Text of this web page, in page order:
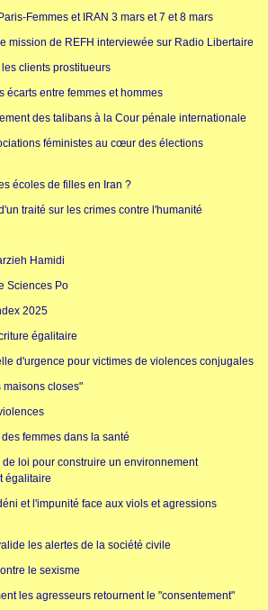
Femmes et IRAN 3 mars et 7 et 8 mars
mission de REFH interviewée sur Radio Libertaire
clients prostitueurs
écarts entre femmes et hommes
des talibans à la Cour pénale internationale
féministes au cœur des élections
écoles de filles en Iran ?
traité sur les crimes contre l'humanité
Hamidi
Sciences Po
2025
égalitaire
d'urgence pour victimes de violences conjugales
maisons closes"
femmes dans la santé
loi pour construire un environnement
égalitaire
et l'impunité face aux viols et agressions
les alertes de la société civile
le sexisme
les agresseurs retournent le "consentement"